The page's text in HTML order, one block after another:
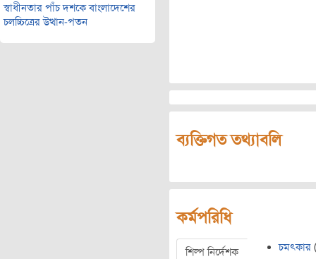
স্বাধীনতার পাঁচ দশকে বাংলাদেশের
চলচ্চিত্রের উত্থান-পতন
ব্যক্তিগত তথ্যাবলি
কর্মপরিধি
শিল্প নির্দেশক চমৎকার (